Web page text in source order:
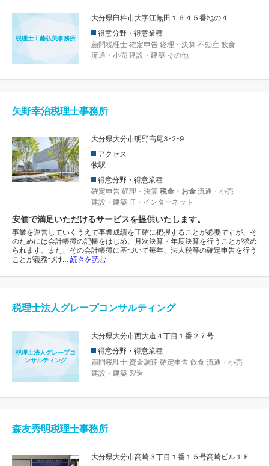
税理士工藤弘美事務所
大分県臼杵市大字江無田１６４５番地の４
得意分野・得意業種
顧問税理士 確定申告 経理・決算 不動産 飲食
流通・小売 建設・建築 その他
矢野幸治税理士事務所
大分県大分市明野高尾3-2-9
アクセス
牧駅
得意分野・得意業種
確定申告 経理・決算 税金・お金 流通・小売
建設・建築 IT・インターネット
安価で満足いただけるサービスを提供いたします。
事業を運営していくうえで事業成績を正確に把握することが必要ですが、そ
のためには会計帳簿の記帳をはじめ、月次決算・年度決算を行うことが求め
られます。また、その会計帳簿に基づいて毎年、法人税等の確定申告を行う
ことが義務づけ… 続きを読む
税理士法人グレープコンサルティング
税理士法人グレープコ
ンサルティング
大分県大分市西大道４丁目１番２７号
得意分野・得意業種
顧問税理士 資金調達 確定申告 飲食 流通・小売
建設・建築 製造
森友秀明税理士事務所
大分県大分市高崎３丁目１番１５号高崎ビル１Ｆ